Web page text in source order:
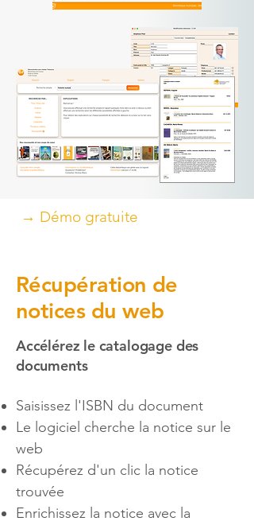
→ Démo gratuite
Récupération de
notices du web
Accélérez le catalogage des
documents
Saisissez l'ISBN du document
Le logiciel cherche la notice sur le
web
Récupérez d'un clic la notice
trouvée
Enrichissez la notice avec la